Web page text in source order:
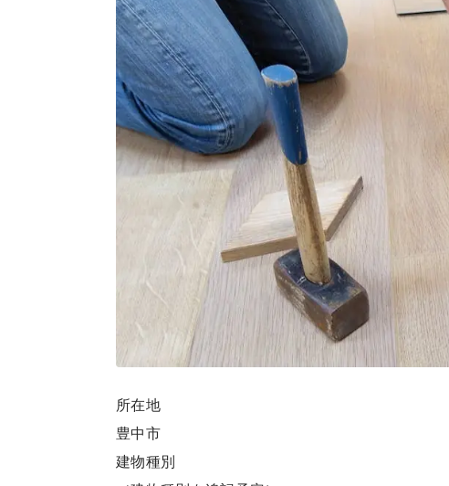
所在地
豊中市
建物種別